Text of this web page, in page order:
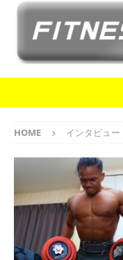
HOME インタビュー